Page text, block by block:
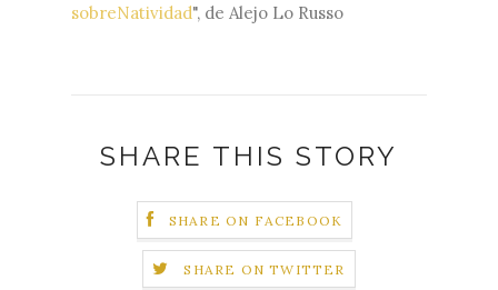
sobreNatividad", de Alejo Lo Russo
SHARE THIS STORY
SHARE ON FACEBOOK
SHARE ON TWITTER